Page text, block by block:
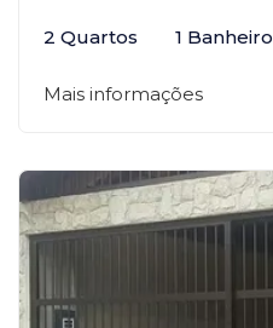
2 Quartos 1 Banheiro
Mais informações